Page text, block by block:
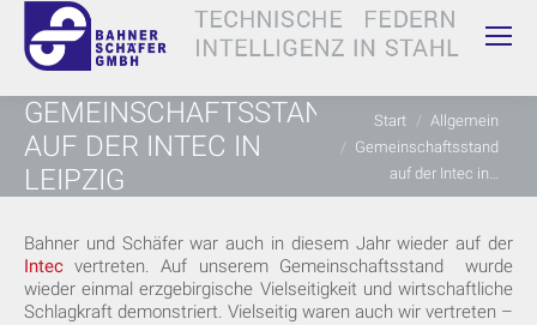
GEMEINSCHAFTSSTAND
AUF DER INTEC IN
LEIPZIG
Sie befinden sich hier:
Start
Allgemein
Gemeinschaftsstand
auf der Intec in…
Bahner und Schäfer war auch in diesem Jahr wieder auf der
Intec vertreten. Auf unserem Gemeinschaftsstand wurde
wieder einmal erzgebirgische Vielseitigkeit und wirtschaftliche
Schlagkraft demonstriert. Vielseitig waren auch wir vertreten –